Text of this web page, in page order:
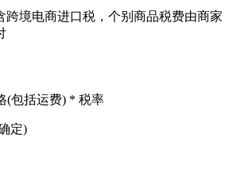
跨境电商进口税，个别商品税费由商家
(包括运费) * 税率
定)